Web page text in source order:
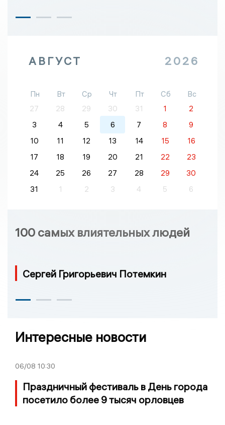
АВГУСТ 2026
Пн Вт Ср Чт Пт Сб
Вс
27
28 29 30 31 1
2
3
4 5 6 7 8
9
10
11 12 13 14 15
16
17
18 19 20 21 22
23
24
25 26 27 28 29
30
31
1 2 3 4 5 6
100 самых влиятельных людей
Сергей Григорьевич Потемкин
Интересные новости
06/08 10:30
Праздничный фестиваль в День города
посетило более 9 тысяч орловцев